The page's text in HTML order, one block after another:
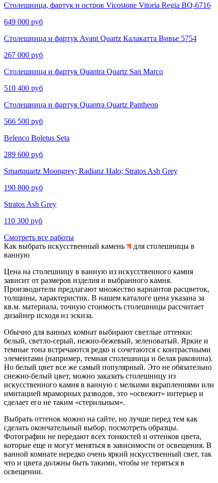
Столешница, фартук и остров Vicostone Vitoria Regia BQ-6716
649 000 руб
Столешница и фартук Avant Quartz Калакатта Вивье​​​​ 5754
267 000 руб
Столешница и фартук Quantra Quartz San Marco
510 400 руб
Столешница и фартук Quantra Quartz Pantheon
566 500 руб
Belenco Boletus Seta
289 600 руб
Smartquartz Moongrey; Radianz Halo; Stratos Ash Grey
190 800 руб
Stratos Ash Grey
110 300 руб
Смотреть все работы
Как выбрать искусственный камень
для столешницы в
ванную
Цена на столешницу в ванную из искусственного камня
зависит от размеров изделия и выбранного камня.
Производители предлагают множество вариантов расцветок,
толщины, характеристик. В нашем каталоге цена указана за
кв.м. материала, точную стоимость столешницы рассчитает
дизайнер исходя из эскиза.
Обычно для ванных комнат выбирают светлые оттенки:
белый, светло-серый, нежно-бежевый, зеленоватый. Яркие и
темные тона встречаются редко и сочетаются с контрастными
элементами (например, темная столешница и белая раковина).
Но белый цвет все же самый популярный. Это не обязательно
снежно-белый цвет, можно заказать столешницу из
искусственного камня в ванную с мелкими вкраплениями или
имитацией мраморных разводов, это «освежит» интерьер и
сделает его не таким «стерильным».
Выбрать оттенок можно на сайте, но лучше перед тем как
сделать окончательный выбор, посмотреть образцы.
Фотографии не передают всех тонкостей и оттенков цвета,
которые еще и могут меняться в зависимости от освещения. В
ванной комнате нередко очень яркий искусственный свет, так
что и цвета должны быть такими, чтобы не теряться в
освещении.